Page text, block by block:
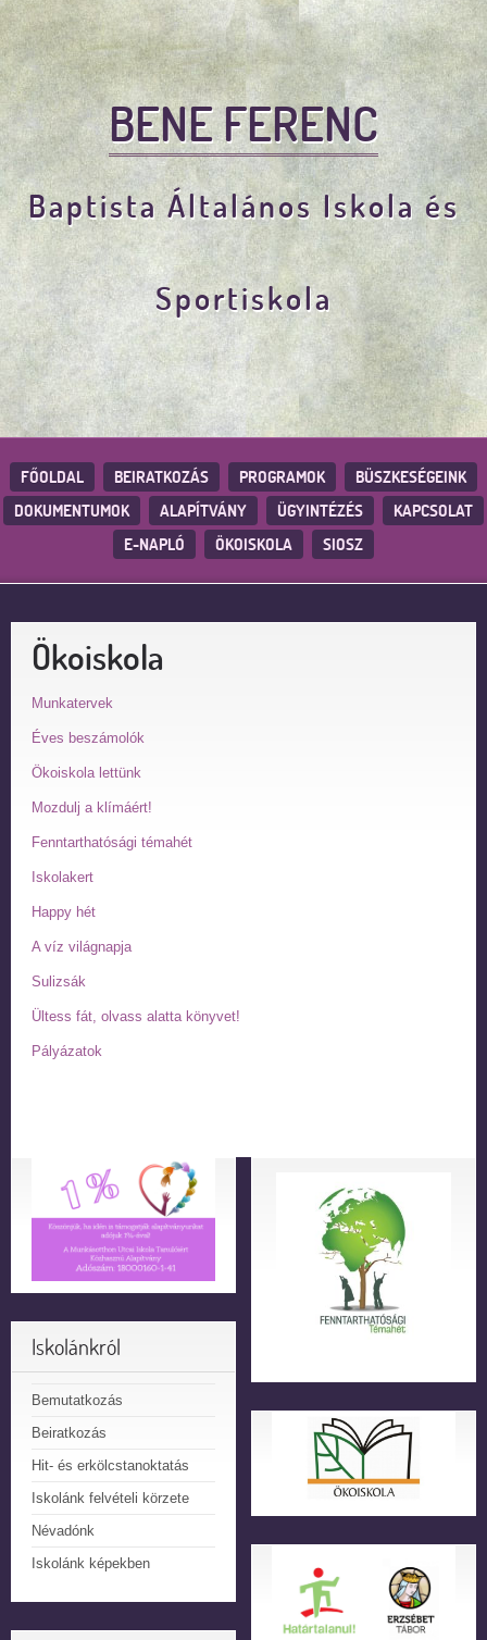
BENE FERENC
Baptista Általános Iskola és
Sportiskola
FŐOLDAL BEIRATKOZÁS PROGRAMOK
BÜSZKESÉGEINK
DOKUMENTUMOK
ALAPÍTVÁNY ÜGYINTÉZÉS
KAPCSOLAT
E-NAPLÓ
ÖKOISKOLA SIOSZ
Ökoiskola
Munkatervek
Éves beszámolók
Ökoiskola lettünk
Mozdulj a klímáért!
Fenntarthatósági témahét
Iskolakert
Happy hét
A víz világnapja
Sulizsák
Ültess fát, olvass alatta könyvet!
Pályázatok
Iskolánkról
Bemutatkozás
Beiratkozás
Hit- és erkölcstanoktatás
Iskolánk felvételi körzete
Névadónk
Iskolánk képekben